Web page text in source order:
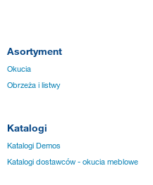
Asortyment
Okucia
Obrzeża i listwy
Katalogi
Katalogi Demos
Katalogi dostawców - okucia meblowe